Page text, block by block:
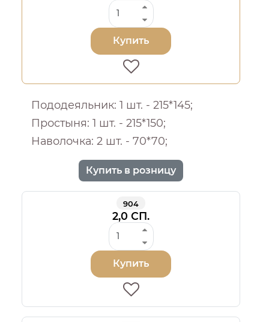
Купить
Пододеяльник: 1 шт. - 215*145;
Простыня: 1 шт. - 215*150;
Наволочка: 2 шт. - 70*70;
Купить в розницу
904
2,0 СП.
Купить